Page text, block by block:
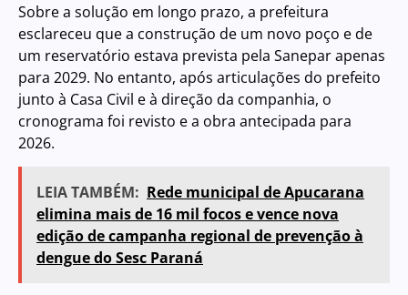
Sobre a solução em longo prazo, a prefeitura
esclareceu que a construção de um novo poço e de
um reservatório estava prevista pela Sanepar apenas
para 2029. No entanto, após articulações do prefeito
junto à Casa Civil e à direção da companhia, o
cronograma foi revisto e a obra antecipada para
2026.
LEIA TAMBÉM: Rede municipal de Apucarana
elimina mais de 16 mil focos e vence nova
edição de campanha regional de prevenção à
dengue do Sesc Paraná